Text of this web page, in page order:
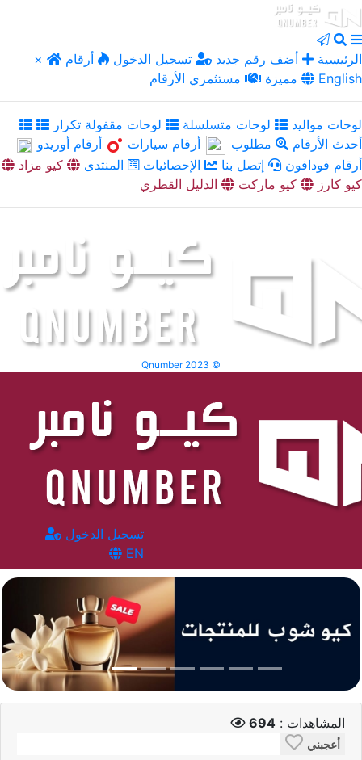
× الرئيسية أضف رقم جديد تسجيل الدخول
أرقام
مميزة
مستثمري الأرقام English
لوحات مواليد لوحات متسلسلة
لوحات مقفولة تكرار
أحدث الأرقام
مطلوب أرقام سيارات
أرقام أوريدو
أرقام فودافون
إتصل بنا الإحصائيات المنتدى
كيو مزاد
كيو كارز
كيو ماركت الدليل القطري
Qnumber 2023 ©
تسجيل الدخول
EN